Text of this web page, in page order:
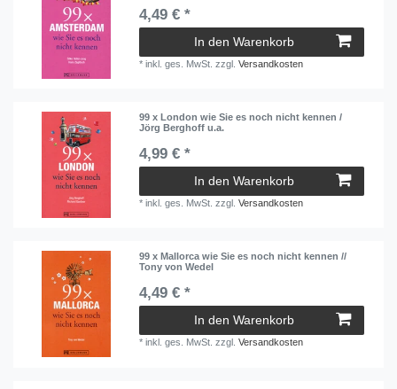
4,49 € *
In den Warenkorb
*inkl. ges. MwSt. zzgl.Versandkosten
99 x London wie Sie es noch nicht kennen /
Jörg Berghoff u.a.
4,99 € *
In den Warenkorb
*inkl. ges. MwSt. zzgl.Versandkosten
99 x Mallorca wie Sie es noch nicht kennen //
Tony von Wedel
4,49 € *
In den Warenkorb
*inkl. ges. MwSt. zzgl.Versandkosten